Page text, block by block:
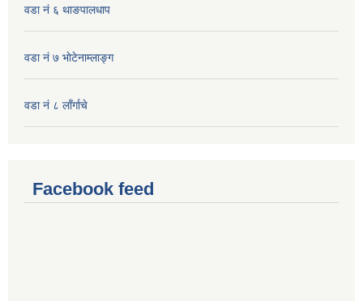
वडा नं ६ थाङपालधाप
वडा नं ७ भाेटेनाम्लाङ्ग
वडा नं ८ लाँर्गाचे
Facebook feed